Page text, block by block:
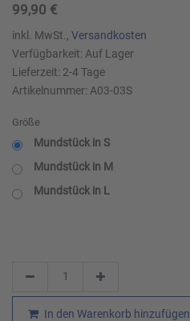
99,90 €
inkl. MwSt., Versandkosten
Verfügbarkeit: Auf Lager
Lieferzeit: 2-4Tage
Artikelnummer: A03-03S
Größe
Mundstück in S
Mundstück in M
Mundstück in L
In den Warenkorb hinzufügen